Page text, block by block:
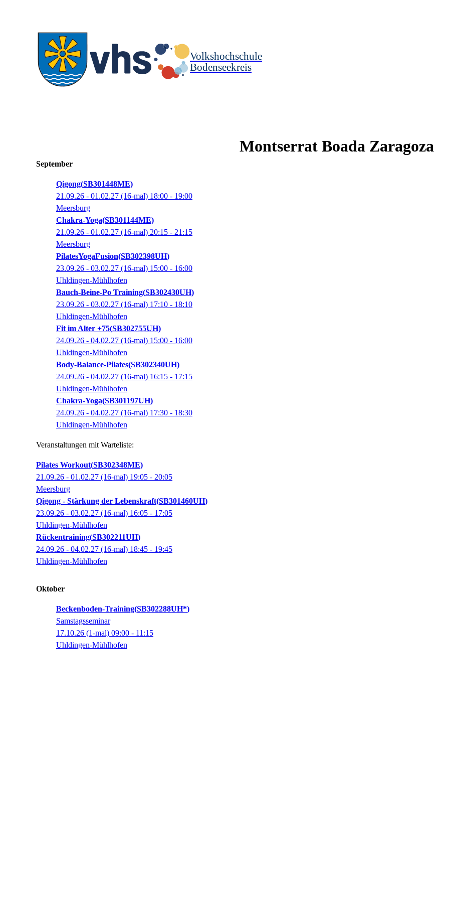
Volkshochschule
Bodenseekreis
Montserrat Boada Zaragoza
September
Qigong SB301448ME
21.09.26 - 01.02.27 (16-mal) 18:00 - 19:00
Meersburg
Chakra-Yoga SB301144ME
21.09.26 - 01.02.27 (16-mal) 20:15 - 21:15
Meersburg
PilatesYogaFusion SB302398UH
23.09.26 - 03.02.27 (16-mal) 15:00 - 16:00
Uhldingen-Mühlhofen
Bauch-Beine-Po Training SB302430UH
23.09.26 - 03.02.27 (16-mal) 17:10 - 18:10
Uhldingen-Mühlhofen
Fit im Alter +75 SB302755UH
24.09.26 - 04.02.27 (16-mal) 15:00 - 16:00
Uhldingen-Mühlhofen
Body-Balance-Pilates SB302340UH
24.09.26 - 04.02.27 (16-mal) 16:15 - 17:15
Uhldingen-Mühlhofen
Chakra-Yoga SB301197UH
24.09.26 - 04.02.27 (16-mal) 17:30 - 18:30
Uhldingen-Mühlhofen
Veranstaltungen mit Warteliste:
Pilates Workout SB302348ME
21.09.26 - 01.02.27 (16-mal) 19:05 - 20:05
Meersburg
Qigong - Stärkung der Lebenskraft SB301460UH
23.09.26 - 03.02.27 (16-mal) 16:05 - 17:05
Uhldingen-Mühlhofen
Rückentraining SB302211UH
24.09.26 - 04.02.27 (16-mal) 18:45 - 19:45
Uhldingen-Mühlhofen
Oktober
Beckenboden-Training SB302288UH*
Samstagsseminar
17.10.26 (1-mal) 09:00 - 11:15
Uhldingen-Mühlhofen